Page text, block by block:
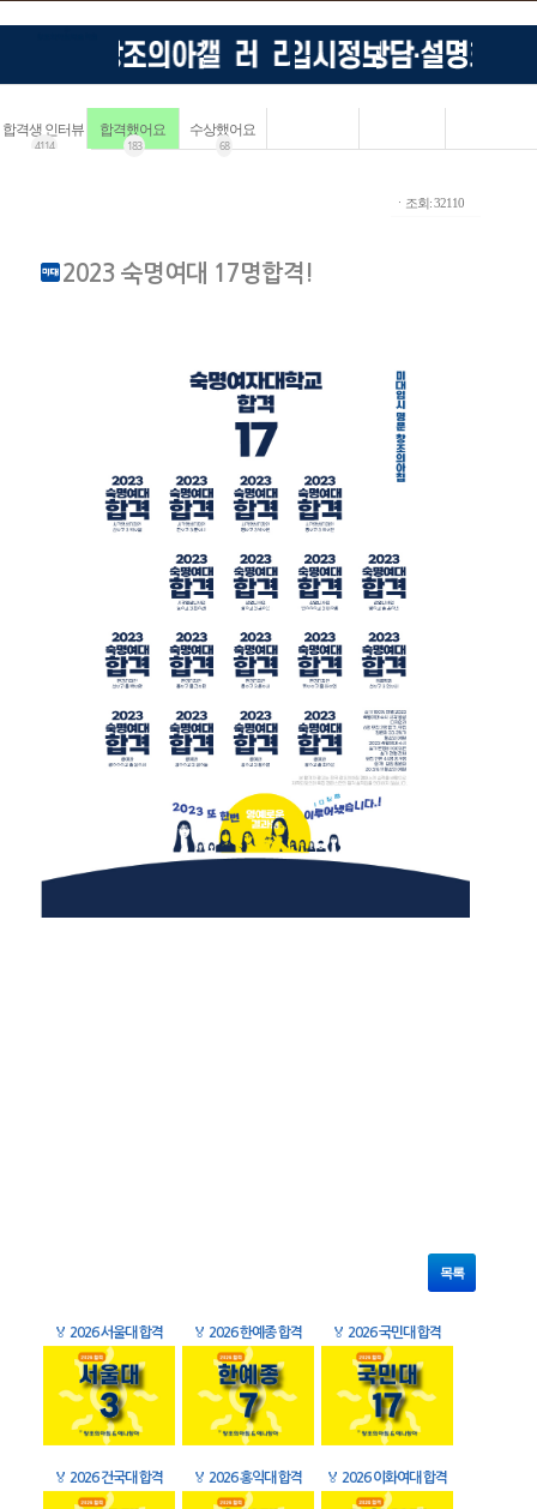
합격생 인터뷰
4114
합격했어요
183
수상했어요
68
ㆍ조회: 32110
2023 숙명여대 17명합격!
목록
🏅 2026 서울대 합격 🏅 2026 한예종 합격 🏅 2026 국민대 합격
🏅 2026 건국대 합격 🏅 2026 홍익대 합격 🏅 2026 이화여대 합격